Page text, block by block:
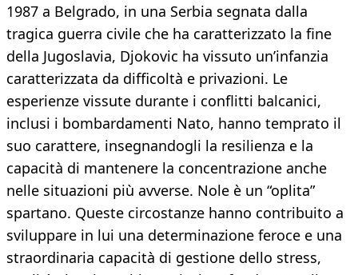
1987 a Belgrado, in una Serbia segnata dalla
tragica guerra civile che ha caratterizzato la fine
della Jugoslavia, Djokovic ha vissuto un’infanzia
caratterizzata da difficoltà e privazioni. Le
esperienze vissute durante i conflitti balcanici,
inclusi i bombardamenti Nato, hanno temprato il
suo carattere, insegnandogli la resilienza e la
capacità di mantenere la concentrazione anche
nelle situazioni più avverse. Nole è un “oplita”
spartano. Queste circostanze hanno contribuito a
sviluppare in lui una determinazione feroce e una
straordinaria capacità di gestione dello stress,